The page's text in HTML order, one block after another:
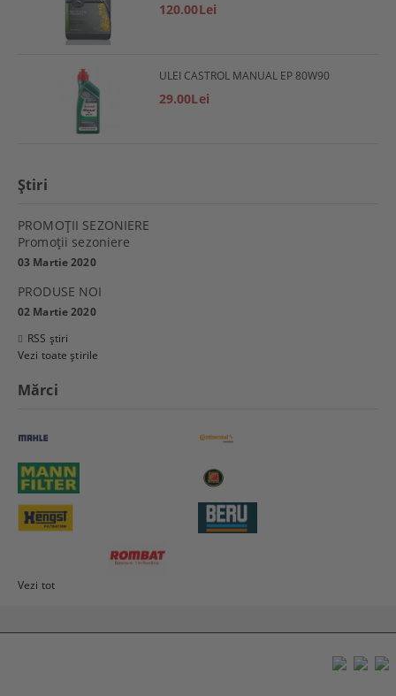
120.00Lei
ULEI CASTROL MANUAL EP 80W90
29.00Lei
Ştiri
PROMOŢII SEZONIERE
Promoţii sezoniere
03 Martie 2020
PRODUSE NOI
02 Martie 2020
RSS știri
Vezi toate știrile
Mărci
Vezi tot